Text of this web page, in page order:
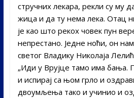
стручних лекара, рекли су му
жица и да ту нема лека. Отац
је као што рекох човек пун
непрестано. Једне ноћи, он
светог Владику Николаја
„Иди у Врујце тамо има бања.
и испирај са њом грло и
двоумљења тако и учинио и